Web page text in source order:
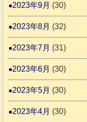
2023年9月 (30)
2023年8月 (32)
2023年7月 (31)
2023年6月 (30)
2023年5月 (30)
2023年4月 (30)